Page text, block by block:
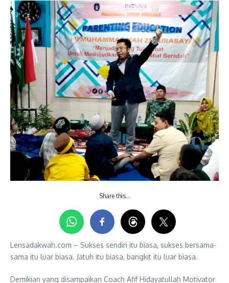
Share this…
Lensadakwah.com – Sukses sendiri itu biasa, sukses bersama-
sama itu luar biasa. Jatuh itu biasa, bangkit itu luar biasa.
Demikian yang disampaikan Coach Afif Hidayatullah Motivator